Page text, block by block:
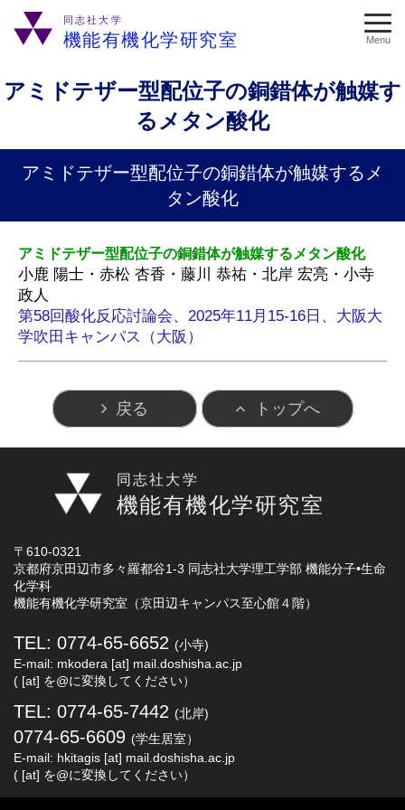
同志社大学
機能有機化学研究室 Menu
アミドテザー型配位子の銅錯体が触媒す
るメタン酸化
アミドテザー型配位子の銅錯体が触媒するメ
タン酸化
アミドテザー型配位子の銅錯体が触媒するメタン酸化
小鹿 陽士・赤松 杏香・藤川 恭祐・北岸 宏亮・小寺
政人
第58回酸化反応討論会、2025年11月15-16日、大阪大
学吹田キャンパス（大阪）
戻る トップへ
同志社大学
機能有機化学研究室
〒610-0321
京都府京田辺市多々羅都谷1-3 同志社大学理工学部 機能分子•生命
化学科
機能有機化学研究室（京田辺キャンパス至心館４階）
TEL: 0774-65-6652 (小寺)
E-mail: mkodera [at] mail.doshisha.ac.jp
( [at] を@に変換してください）
TEL: 0774-65-7442 (北岸)
0774-65-6609 (学生居室）
E-mail: hkitagis [at] mail.doshisha.ac.jp
( [at] を@に変換してください）